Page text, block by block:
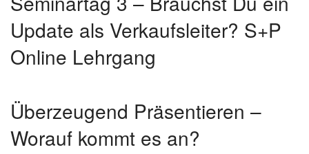
Update als Verkaufsleiter? S+P
Online Lehrgang
Überzeugend Präsentieren –
Worauf kommt es an?